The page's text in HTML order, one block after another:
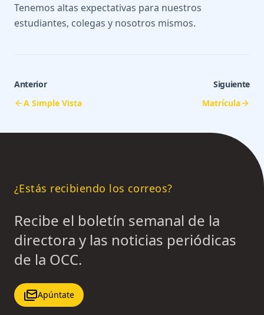
Tenemos altas expectativas para nuestros
estudiantes, colegas y nosotros mismos.
Anterior
A Simple Vista
Siguiente
Matrícula
¿Estás recibiendo los correos?
Recibe el boletín semanal de la
directora y las noticias periódicas
de la OCC.
Apúntate